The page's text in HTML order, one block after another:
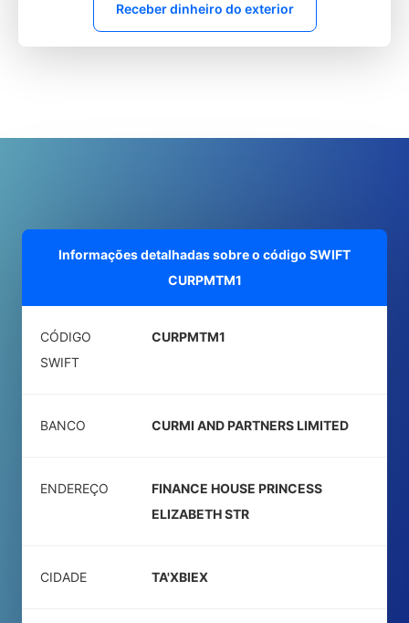
Receber dinheiro do exterior
Informações detalhadas sobre o código SWIFT
CURPMTM1
CÓDIGO
SWIFT
CURPMTM1
BANCO CURMI AND PARTNERS LIMITED
ENDEREÇO
FINANCE HOUSE PRINCESS
ELIZABETH STR
CIDADE TA'XBIEX